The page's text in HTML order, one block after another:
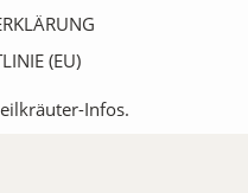
(EU)
Infos.